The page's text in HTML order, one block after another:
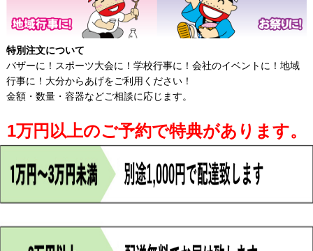
特別注文について
バザーに！スポーツ大会に！学校行事に！会社のイベントに！地域
行事に！大分からあげをご利用ください！
金額・数量・容器などご相談に応じます。
1万円以上のご予約で特典があります。